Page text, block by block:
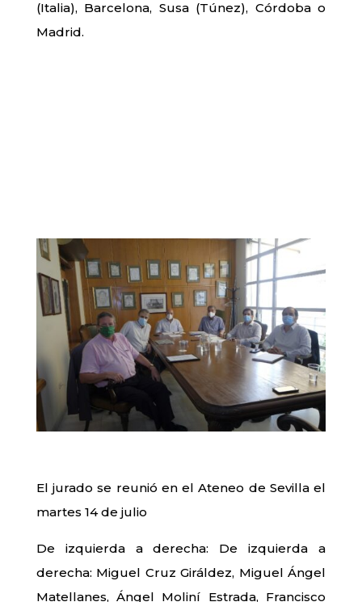
(Italia), Barcelona, Susa (Túnez), Córdoba o
Madrid.
El jurado se reunió en el Ateneo de Sevilla el
martes 14 de julio
De izquierda a derecha: De izquierda a
derecha: Miguel Cruz Giráldez, Miguel Ángel
Matellanes, Ángel Moliní Estrada, Francisco